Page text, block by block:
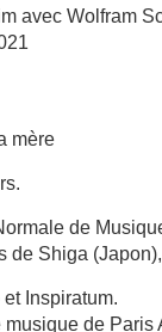
avec Wolfram
mère
de
de Shiga
Inspiratum.
de Paris